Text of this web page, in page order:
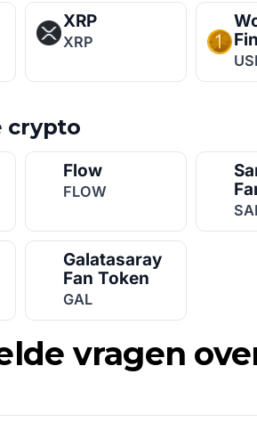
XRP
XRP
crypto
Flow
FLOW
Galatasaray
Fan Token
GAL
vragen